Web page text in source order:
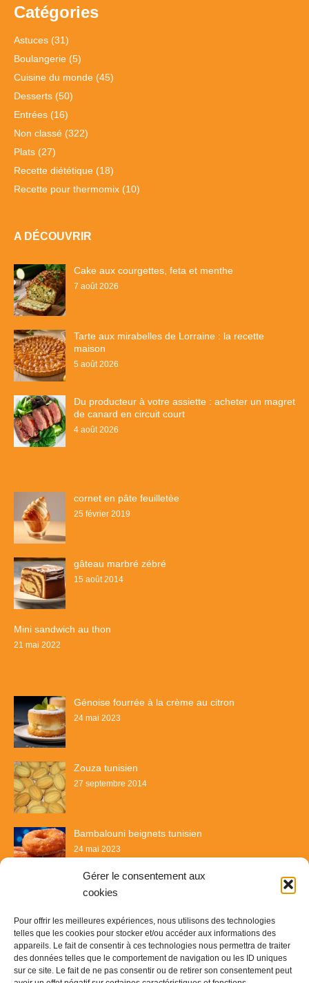
Gérer le consentement aux
cookies
Pour offrir les meilleures expériences, nous utilisons des technologies
telles que les cookies pour stocker et/ou accéder aux informations des
appareils. Le fait de consentir à ces technologies nous permettra de traiter
des données telles que le comportement de navigation ou les ID uniques
sur ce site. Le fait de ne pas consentir ou de retirer son consentement peut
Catégories
Astuces (31)
Boulangerie (5)
Cuisine du monde (45)
Desserts (50)
Entrées (16)
Non classé (322)
Plats (27)
Recette diététique (18)
Recette pour thermomix (10)
A DÉCOUVRIR
Cake aux courgettes, feta et menthe
7 août 2026
Tarte aux mirabelles de Lorraine : la recette
maison
5 août 2026
Du producteur à votre assiette : acheter un magret
de canard en circuit court
4 août 2026
cornet en pâte feuilletèe
25 février 2019
gâteau marbré zébré
15 août 2014
Mini sandwich au thon
21 mai 2022
Génoise fourrée à la crème au citron
24 mai 2023
Zouza tunisien
27 septembre 2014
Bambalouni beignets tunisien
24 mai 2023